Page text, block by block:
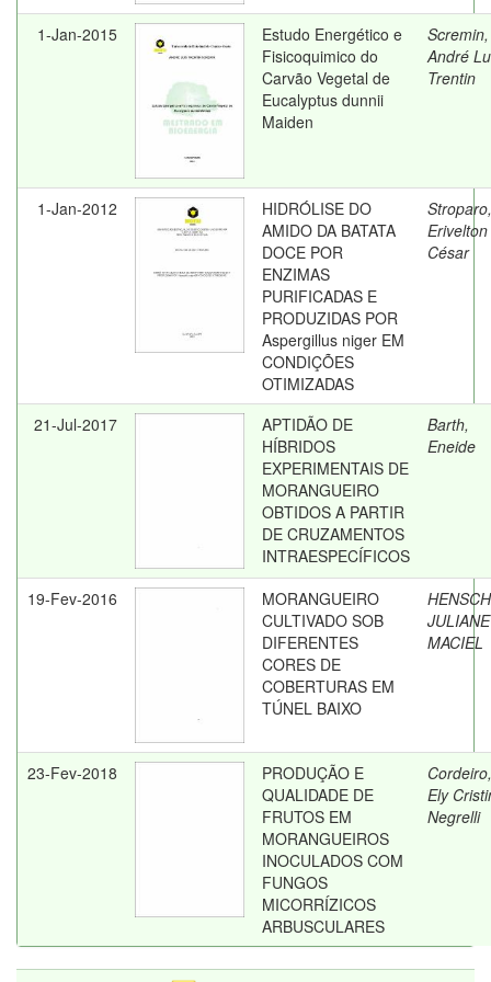
1-Jan-2015
Estudo Energético e
Fisicoquimico do
Carvão Vegetal de
Eucalyptus dunnii
Maiden
Scremin,
André
Trentin
1-Jan-2012
HIDRÓLISE DO
AMIDO DA BATATA
DOCE POR
ENZIMAS
PURIFICADAS E
PRODUZIDAS POR
Aspergillus niger EM
CONDIÇÕES
OTIMIZADAS
Stroparo,
Erivelton
César
21-Jul-2017
APTIDÃO DE
HÍBRIDOS
EXPERIMENTAIS DE
MORANGUEIRO
OBTIDOS A PARTIR
DE CRUZAMENTOS
INTRAESPECÍFICOS
Barth,
Eneide
19-Fev-2016
MORANGUEIRO
CULTIVADO SOB
DIFERENTES
CORES DE
COBERTURAS EM
TÚNEL BAIXO
JULIANE
MACIEL
23-Fev-2018
PRODUÇÃO E
QUALIDADE DE
FRUTOS EM
MORANGUEIROS
INOCULADOS COM
FUNGOS
MICORRÍZICOS
ARBUSCULARES
Cordeiro,
Ely
Negrelli